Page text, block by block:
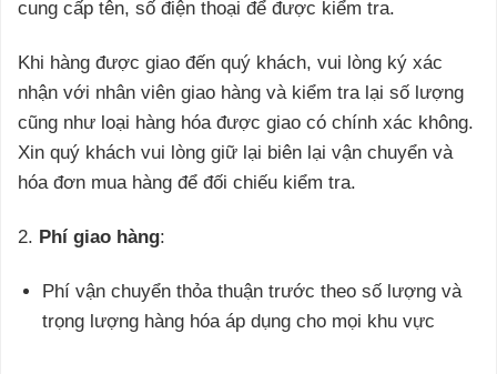
cung cấp tên, số điện thoại để được kiểm tra.
Khi hàng được giao đến quý khách, vui lòng ký xác
nhận với nhân viên giao hàng và kiểm tra lại số lượng
cũng như loại hàng hóa được giao có chính xác không.
Xin quý khách vui lòng giữ lại biên lại vận chuyển và
hóa đơn mua hàng để đối chiếu kiểm tra.
2. Phí giao hàng:
Phí vận chuyển thỏa thuận trước theo số lượng và
trọng lượng hàng hóa áp dụng cho mọi khu vực